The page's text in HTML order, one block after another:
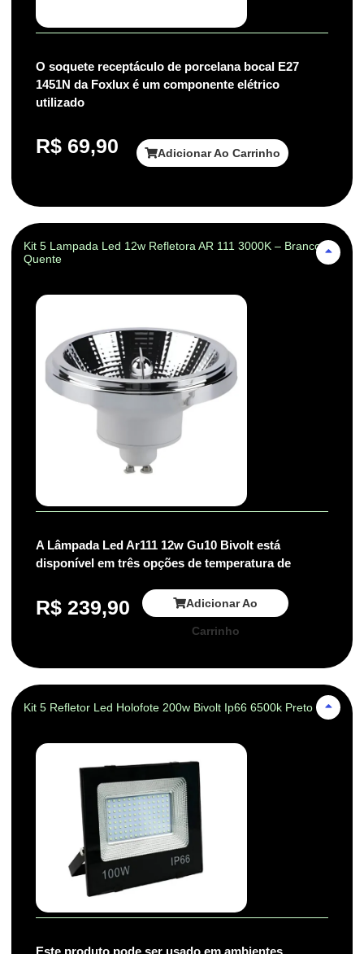
O soquete receptáculo de porcelana bocal E27
1451N da Foxlux é um componente elétrico
utilizado
R$ 69,90 Adicionar Ao Carrinho
Kit 5 Lampada Led 12w Refletora AR 111 3000K – Branco-
Quente
A Lâmpada Led Ar111 12w Gu10 Bivolt está
disponível em três opções de temperatura de
R$ 239,90 Adicionar Ao
Carrinho
Kit 5 Refletor Led Holofote 200w Bivolt Ip66 6500k Preto
Este produto pode ser usado em ambientes